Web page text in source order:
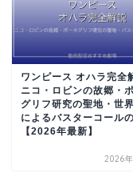
ワンピース オハラ完全
ニコ・ロビンの故郷・
グリフ研究の聖地・世
によるバスターコール
【2026年最新】
2026